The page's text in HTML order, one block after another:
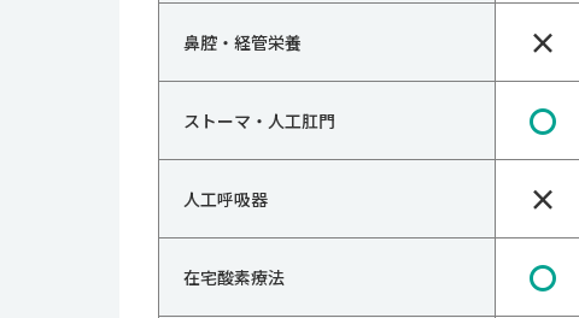
鼻腔・経管栄養 ×
ストーマ・人工肛門 〇
人工呼吸器 ×
在宅酸素療法 〇